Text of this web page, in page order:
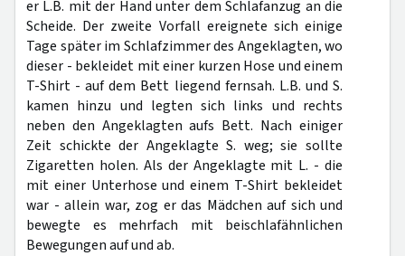
er L.B. mit der Hand unter dem Schlafanzug an die
Scheide. Der zweite Vorfall ereignete sich einige
Tage später im Schlafzimmer des Angeklagten, wo
dieser - bekleidet mit einer kurzen Hose und einem
T-Shirt - auf dem Bett liegend fernsah. L.B. und S.
kamen hinzu und legten sich links und rechts
neben den Angeklagten aufs Bett. Nach einiger
Zeit schickte der Angeklagte S. weg; sie sollte
Zigaretten holen. Als der Angeklagte mit L. - die
mit einer Unterhose und einem T-Shirt bekleidet
war - allein war, zog er das Mädchen auf sich und
bewegte es mehrfach mit beischlafähnlichen
Bewegungen auf und ab.